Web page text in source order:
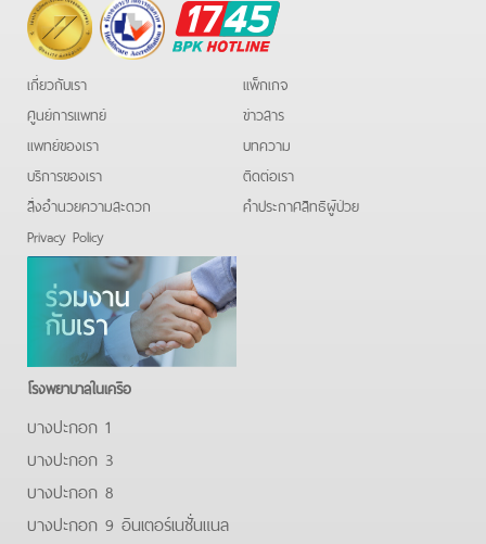
BPK
Hotline
เกี่ยวกับเรา
ศูนย์การแพทย์
แพทย์ของเรา
บริการของเรา
สิ่งอำนวยความสะดวก
Privacy Policy
แพ็กเกจ
ข่าวสาร
บทความ
ติดต่อเรา
คําประกาศสิทธิผู้ป่วย
โรงพยาบาลในเครือ
บางปะกอก 1
บางปะกอก 3
บางปะกอก 8
บางปะกอก 9 อินเตอร์เนชั่นแนล